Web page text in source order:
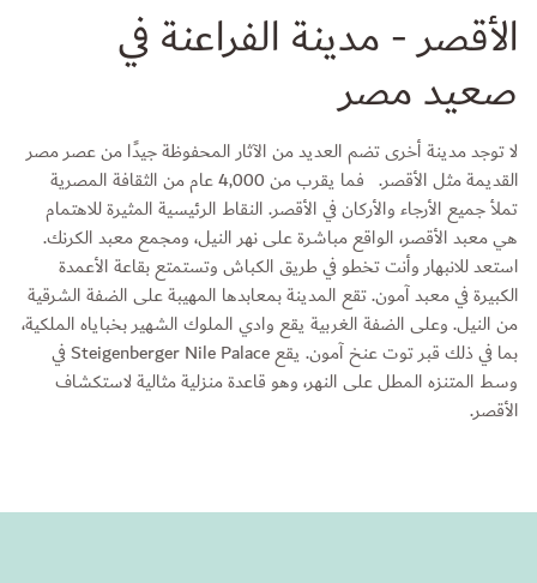
الأقصر - مدينة الفراعنة في
صعيد مصر
لا توجد مدينة أخرى تضم العديد من الآثار المحفوظة جيدًا من عصر مصر
القديمة مثل الأقصر. فما يقرب من 4,000 عام من الثقافة المصرية
تملأ جميع الأرجاء والأركان في الأقصر. النقاط الرئيسية المثيرة للاهتمام
هي معبد الأقصر، الواقع مباشرة على نهر النيل، ومجمع معبد الكرنك.
استعد للانبهار وأنت تخطو في طريق الكباش وتستمتع بقاعة الأعمدة
الكبيرة في معبد آمون. تقع المدينة بمعابدها المهيبة على الضفة الشرقية
من النيل. وعلى الضفة الغربية يقع وادي الملوك الشهير بخباياه الملكية،
بما في ذلك قبر توت عنخ آمون. يقع Steigenberger Nile Palace في
وسط المتنزه المطل على النهر، وهو قاعدة منزلية مثالية لاستكشاف
الأقصر.